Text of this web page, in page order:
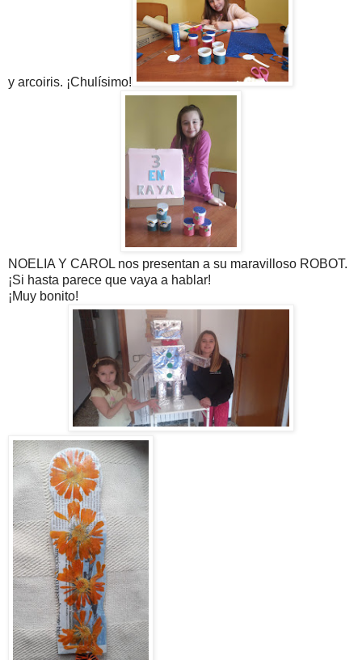
y arcoiris. ¡Chulísimo!
NOELIA Y CAROL nos presentan a su maravilloso ROBOT.
¡Si hasta parece que vaya a hablar!
¡Muy bonito!